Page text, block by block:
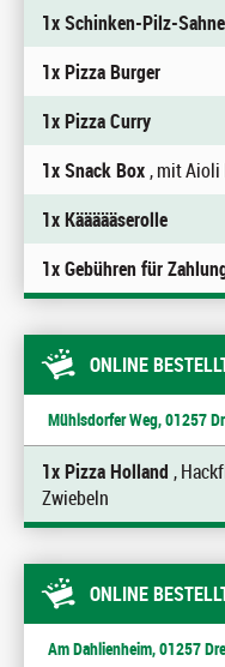
1x Schinken-Pilz-
1x Pizza Burger
1x Pizza Curry
1x Snack Box, mit Aioli
1x Käääääserolle
1x Gebühren für
ONLINE
Mühlsdorfer Weg, 01257
1x Pizza Holland ,
Zwiebeln
ONLINE
Am Dahlienheim, 01257